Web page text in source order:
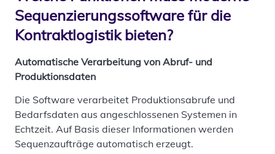
Sequenzierungssoftware für die
Kontraktlogistik bieten?
Automatische Verarbeitung von Abruf- und
Produktionsdaten
Die Software verarbeitet Produktionsabrufe und
Bedarfsdaten aus angeschlossenen Systemen in
Echtzeit. Auf Basis dieser Informationen werden
Sequenzaufträge automatisch erzeugt.